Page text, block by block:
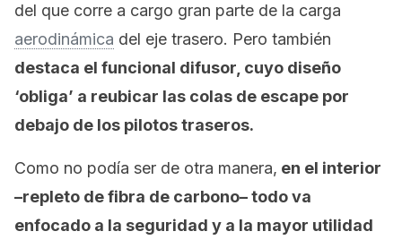
del que corre a cargo gran parte de la carga
aerodinámica del eje trasero. Pero también
destaca el funcional difusor, cuyo diseño
‘obliga’ a reubicar las colas de escape por
debajo de los pilotos traseros.
Como no podía ser de otra manera, en el interior
–repleto de fibra de carbono– todo va
enfocado a la seguridad y a la mayor utilidad